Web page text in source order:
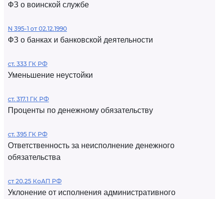
ФЗ о воинской службе
N 395-1 от 02.12.1990
ФЗ о банках и банковской деятельности
ст. 333 ГК РФ
Уменьшение неустойки
ст. 317.1 ГК РФ
Проценты по денежному обязательству
ст. 395 ГК РФ
Ответственность за неисполнение денежного
обязательства
ст 20.25 КоАП РФ
Уклонение от исполнения административного